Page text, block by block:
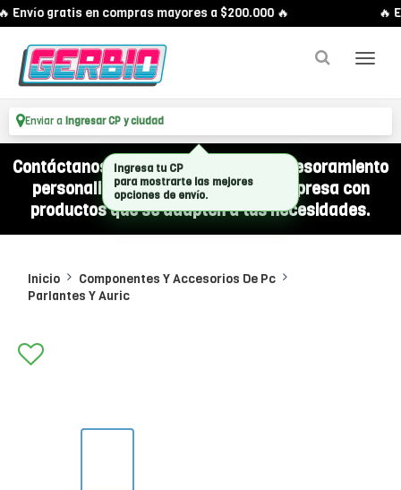
Envío gratis en compras mayores a $200.000 🔥 🔥
Enviar a Ingresar CP y ciudad
Contáctanos por WhatsApp y recibí asesoramiento
personalizado para equipar a tu empresa con
productos que se adapten a tus necesidades.
Inicio
Componentes Y Accesorios De Pc
Parlantes Y Auric
Ingresa tu CP
para mostrarte las mejores
opciones de envío.